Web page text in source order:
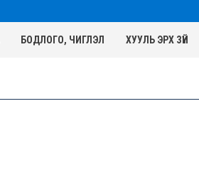
БОДЛОГО, ЧИГЛЭЛ ХУУЛЬ ЭРХ ЗҮЙ